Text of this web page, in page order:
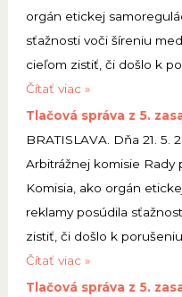
orgán etickej
sťažnosti voči šíreniu
cieľom zistiť, či došlo k
T
l
a
č
o
v
á
s
p
Čítať viac »
Tlačová správa z 5.
BRATISLAVA. Dňa 21. 5.
Arbitrážnej komisie Rady
Komisia, ako orgán
reklamy posúdila
zistiť, či došlo k
T
l
Čítať viac »
Tlačová správa z 5.